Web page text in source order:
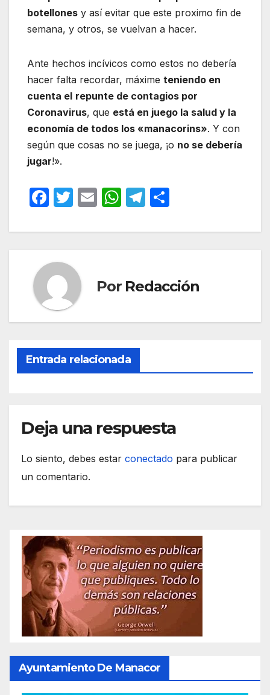
botellones y así evitar que este proximo fin de
semana, y otros, se vuelvan a hacer.
Ante hechos incívicos como estos no debería
hacer falta recordar, máxime teniendo en
cuenta el repunte de contagios por
Coronavirus, que está en juego la salud y la
economía de todos los «manacorins». Y con
según que cosas no se juega, ¡o no se debería
jugar!».
F
c
b
o
o
T
itt
E
ail
W
at
p
T
e
a
m
m
ar
tir
Por Redacción
Entrada relacionada
Deja una respuesta
Lo siento, debes estar conectado para publicar
un comentario.
Ayuntamiento De Manacor